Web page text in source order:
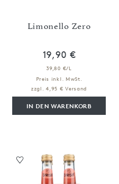
Limonello Zero
19,90 €
39,80 €/L
Preis inkl. MwSt.
zzgl. 4,95 € Versand
IN DEN WARENKORB